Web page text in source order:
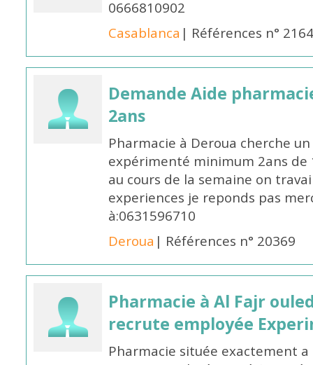
0666810902
Casablanca | Références n°
Demande Aide
2ans
Pharmacie à Deroua cherche
expérimenté minimum 2ans
au cours de la semaine on
experiences je reponds pas
à:0631596710
Deroua | Références n° 20369
Pharmacie à Al Fajr
recrute employée
Pharmacie située exactement